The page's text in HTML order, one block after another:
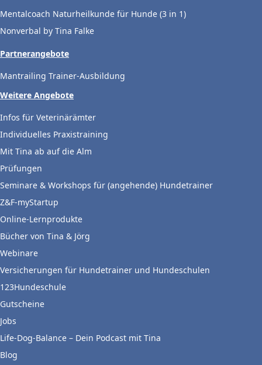
Mentalcoach Naturheilkunde für Hunde (3 in 1)
Nonverbal by Tina Falke
Partnerangebote
Mantrailing Trainer-Ausbildung
Weitere Angebote
Infos für Veterinärämter
Individuelles Praxistraining
Mit Tina ab auf die Alm
Prüfungen
Seminare & Workshops für (angehende) Hundetrainer
Z&F-myStartup
Online-Lernprodukte
Bücher von Tina & Jörg
Webinare
Versicherungen für Hundetrainer und Hundeschulen
123Hundeschule
Gutscheine
Jobs
Life-Dog-Balance – Dein Podcast mit Tina
Blog